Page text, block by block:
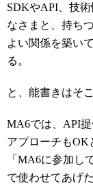
SDKやAPI、技
なさまと、持ち
よい関係を築い
る。
と、能書きはそ
MA6では、API
アプローチもOK
「MA6に参加し
で使わせてあげた